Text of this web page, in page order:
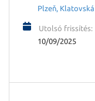
Nyelv
Plzeň,
Utolsó frissítés:
10/09/2025